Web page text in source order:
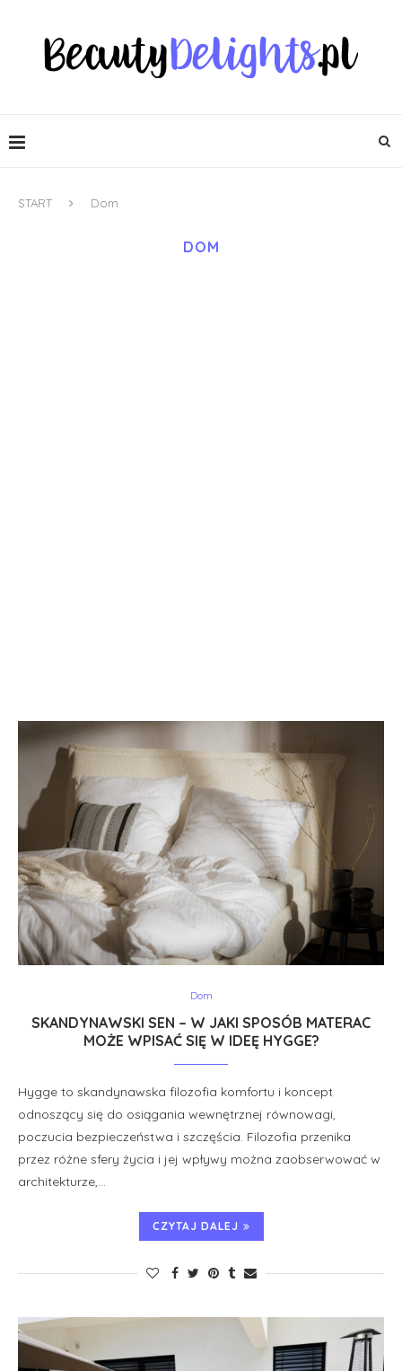
START Dom
DOM
Dom
SKANDYNAWSKI SEN – W JAKI SPOSÓB MATERAC
MOŻE WPISAĆ SIĘ W IDEĘ HYGGE?
Hygge to skandynawska filozofia komfortu i koncept
odnoszący się do osiągania wewnętrznej równowagi,
poczucia bezpieczeństwa i szczęścia. Filozofia przenika
przez różne sfery życia i jej wpływy można zaobserwować w
architekturze,…
CZYTAJ DALEJ